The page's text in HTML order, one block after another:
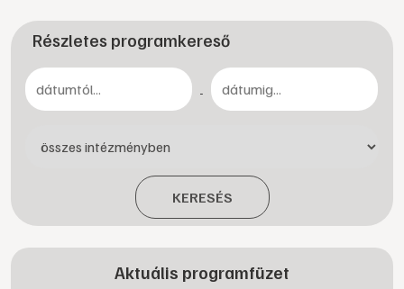
Részletes programkereső
-
KERESÉS
Aktuális programfüzet